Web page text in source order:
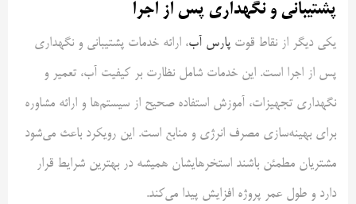
پشتیبانی و نگهداری پس از اجرا
یکی دیگر از نقاط قوت پارس آب، ارائه خدمات پشتیبانی و نگهداری
پس از اجرا است. این خدمات شامل نظارت بر کیفیت آب، تعمیر و
نگهداری تجهیزات، آموزش استفاده صحیح از سیستم‌ها و ارائه مشاوره
برای بهینه‌سازی مصرف انرژی و منابع است. این رویکرد باعث می‌شود
مشتریان مطمئن باشند استخرهایشان همیشه در بهترین شرایط قرار
دارد و طول عمر پروژه افزایش پیدا می‌کند.